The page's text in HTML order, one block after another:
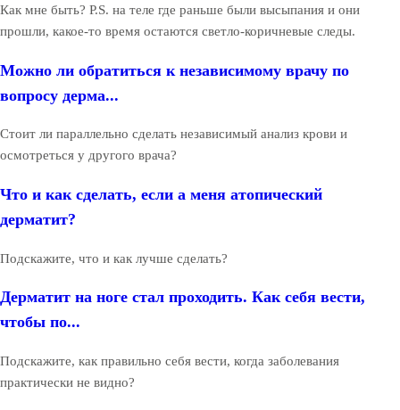
Как мне быть? P.S. на теле где раньше были высыпания и они
прошли, какое-то время остаются светло-коричневые следы.
Можно ли обратиться к независимому врачу по
вопросу дерма...
Стоит ли параллельно сделать независимый анализ крови и
осмотреться у другого врача?
Что и как сделать, если а меня атопический
дерматит?
Подскажите, что и как лучше сделать?
Дерматит на ноге стал проходить. Как себя вести,
чтобы по...
Подскажите, как правильно себя вести, когда заболевания
практически не видно?